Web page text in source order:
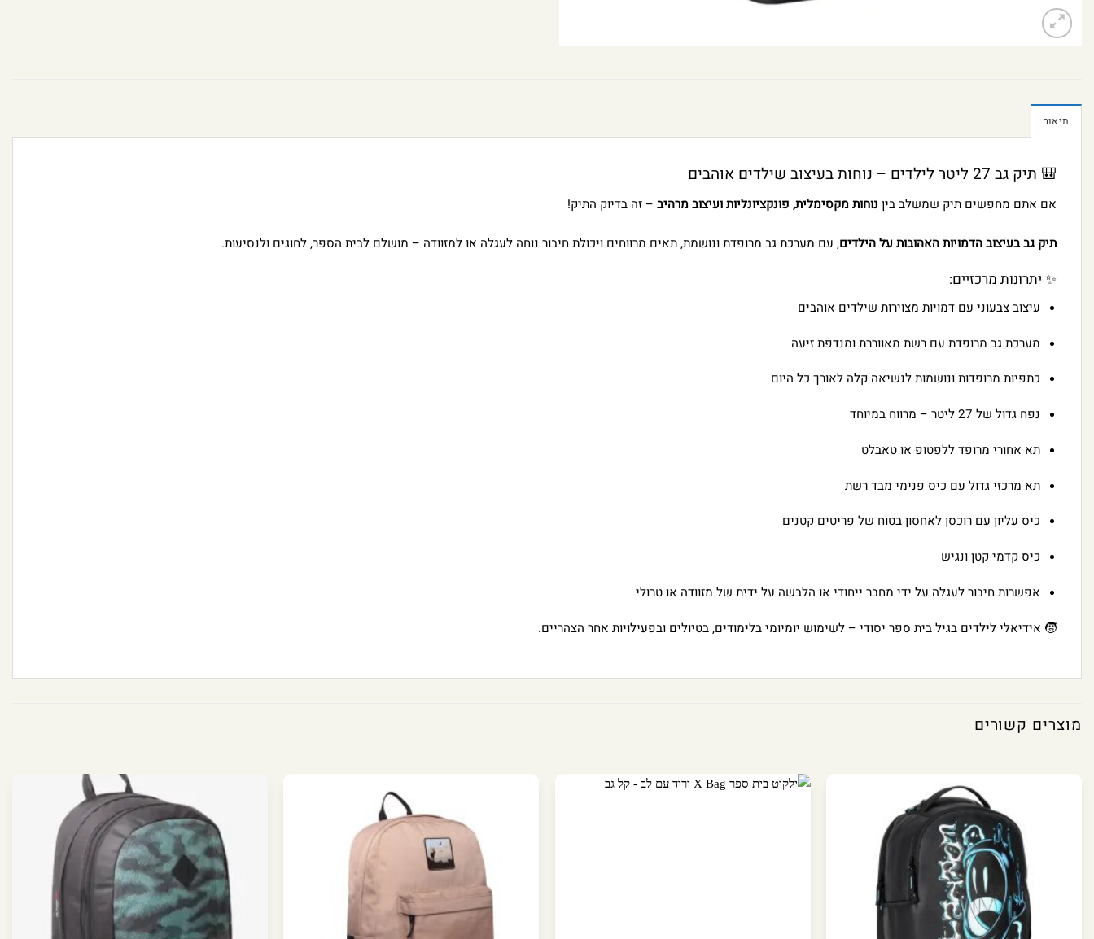
תיאור
🎒 תיק גב 27 ליטר לילדים – נוחות בעיצוב שילדים אוהבים
אם אתם מחפשים תיק שמשלב בין נוחות מקסימלית, פונקציונליות ועיצוב מרהיב – זה בדיוק התיק!
תיק גב בעיצוב הדמויות האהובות על הילדים, עם מערכת גב מרופדת ונושמת, תאים מרווחים ויכולת חיבור נוחה לעגלה או למזוודה – מושלם לבית הספר, לחוגים ולנסיעות.
✨ יתרונות מרכזיים:
עיצוב צבעוני עם דמויות מצוירות שילדים אוהבים
מערכת גב מרופדת עם רשת מאווררת ומנדפת זיעה
כתפיות מרופדות ונושמות לנשיאה קלה לאורך כל היום
נפח גדול של 27 ליטר – מרווח במיוחד
תא אחורי מרופד ללפטופ או טאבלט
תא מרכזי גדול עם כיס פנימי מבד רשת
כיס עליון עם רוכסן לאחסון בטוח של פריטים קטנים
כיס קדמי קטן ונגיש
אפשרות חיבור לעגלה על ידי מחבר ייחודי או הלבשה על ידית של מזוודה או טרולי
🧒 אידיאלי לילדים בגיל בית ספר יסודי – לשימוש יומיומי בלימודים, בטיולים ובפעילויות אחר הצהריים.
מוצרים קשורים